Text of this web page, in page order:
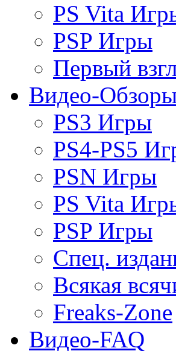
PS Vita
PSP Игры
Первый
Видео-
PS3 Игры
PS4-PS5
PSN Игры
PS Vita
PSP Игры
Спец.
Всякая
Freaks-Zone
Видео-FAQ